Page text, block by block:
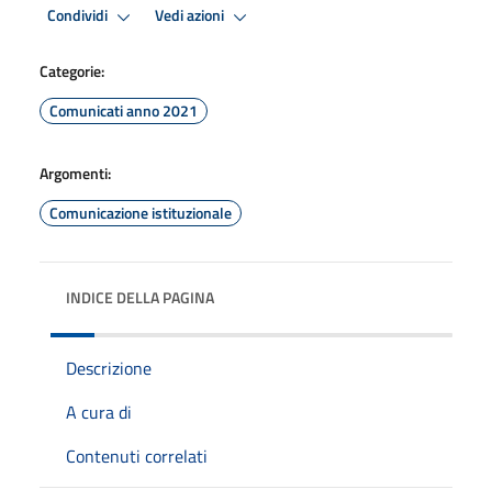
Condividi Vedi azioni
Categorie:
Comunicati anno 2021
Argomenti:
Comunicazione istituzionale
INDICE DELLA PAGINA
Descrizione
A cura di
Contenuti correlati